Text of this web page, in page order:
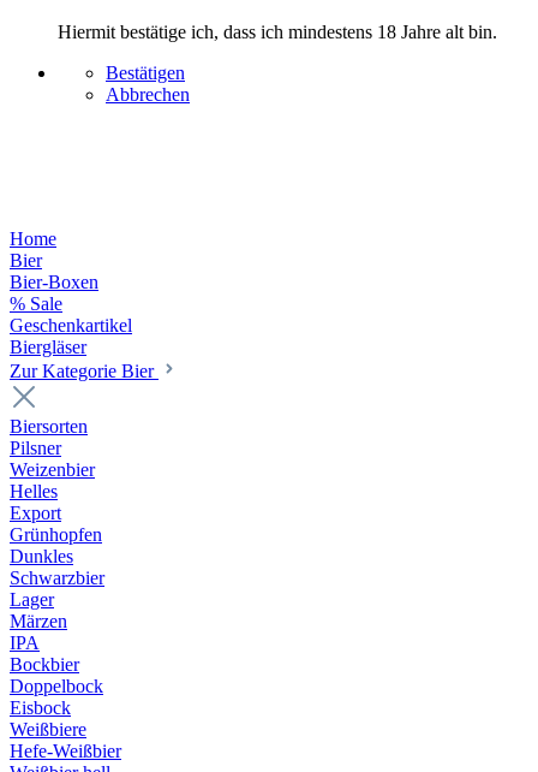
Hiermit bestätige ich, dass ich mindestens 18 Jahre alt bin.
Bestätigen
Abbrechen
Home
Bier
Bier-Boxen
% Sale
Geschenkartikel
Biergläser
Zur Kategorie Bier
Biersorten
Pilsner
Weizenbier
Helles
Export
Grünhopfen
Dunkles
Schwarzbier
Lager
Märzen
IPA
Bockbier
Doppelbock
Eisbock
Weißbiere
Hefe-Weißbier